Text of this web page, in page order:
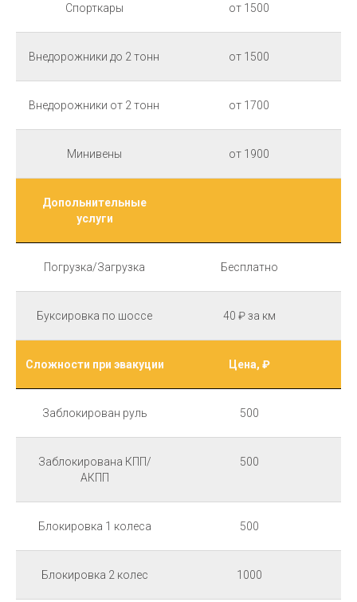
Спорткары от 1500
Внедорожники до 2 тонн от 1500
Внедорожники от 2 тонн от 1700
Минивены от 1900
Допольнительные
услуги
Погрузка/Загрузка Бесплатно
Буксировка по шоссе 40 ₽ за км
Сложности при эвакуции Цена, ₽
Заблокирован руль 500
Заблокирована КПП/
АКПП
500
Блокировка 1 колеса 500
Блокировка 2 колес 1000